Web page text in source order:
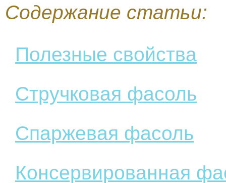
Содержание статьи:
Полезные свойства
Стручковая фасоль
Спаржевая фасоль
Консервированная